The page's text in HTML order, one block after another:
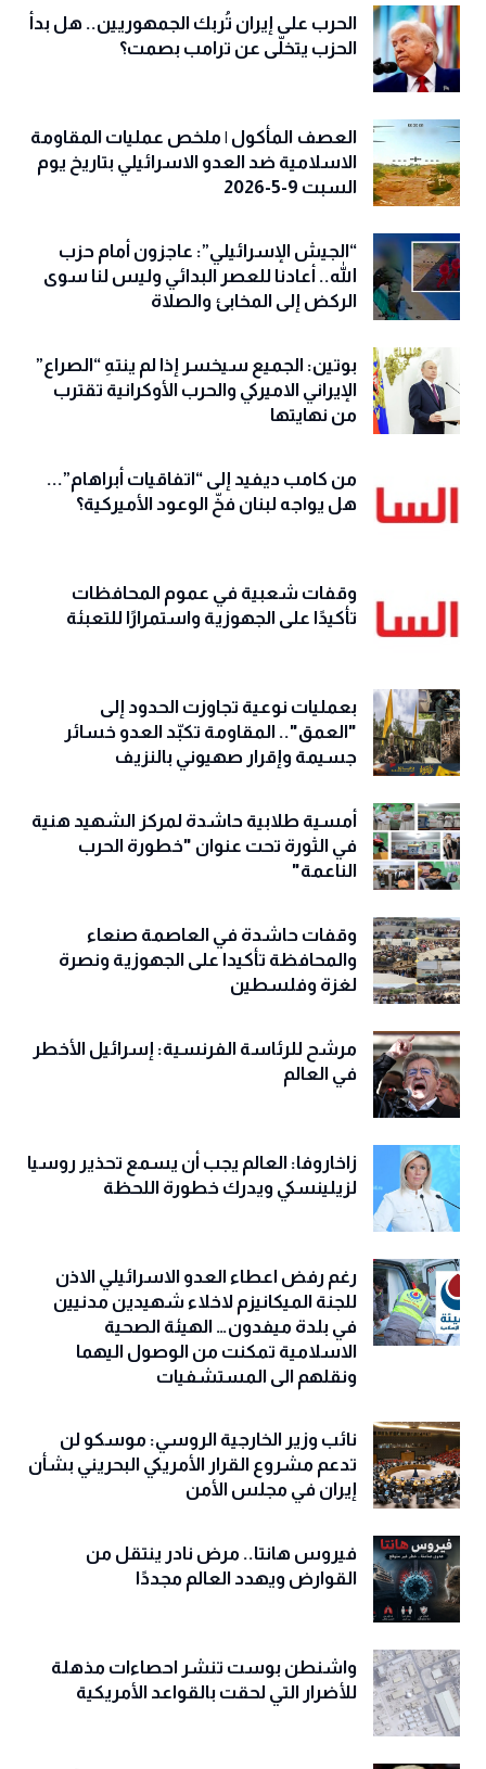
الحرب على إيران تُربك الجمهوريين.. هل بدأ
الحزب يتخلّى عن ترامب بصمت؟
العصف المأكول | ملخص عمليات المقاومة
الاسلامية ضد العدو الاسرائيلي بتاريخ يوم
السبت 9-5-2026
“الجيش الإسرائيلي”: عاجزون أمام حزب
الله.. أعادنا للعصر البدائي وليس لنا سوى
الركض إلى المخابئ والصلاة
بوتين: الجميع سيخسر إذا لم ينتهِ “الصراع”
الإيراني الاميركي والحرب الأوكرانية تقترب
من نهايتها
من كامب ديفيد إلى “اتفاقيات أبراهام”...
هل يواجه لبنان فخّ الوعود الأميركية؟
وقفات شعبية في عموم المحافظات
تأكيدًا على الجهوزية واستمرارًا للتعبئة
بعمليات نوعية تجاوزت الحدود إلى
"العمق".. المقاومة تكبّد العدو خسائر
جسيمة وإقرار صهيوني بالنزيف
أمسية طلابية حاشدة لمركز الشهيد هنية
في الثورة تحت عنوان "خطورة الحرب
الناعمة"
وقفات حاشدة في العاصمة صنعاء
والمحافظة تأكيدا على الجهوزية ونصرة
لغزة وفلسطين
مرشح للرئاسة الفرنسية: إسرائيل الأخطر
في العالم
زاخاروفا: العالم يجب أن يسمع تحذير روسيا
لزيلينسكي ويدرك خطورة اللحظة
رغم رفض اعطاء العدو الاسرائيلي الاذن
للجنة الميكانيزم لاخلاء شهيدين مدنيين
في بلدة ميفدون… الهيئة الصحية
الاسلامية تمكنت من الوصول اليهما
ونقلهم الى المستشفيات
نائب وزير الخارجية الروسي: موسكو لن
تدعم مشروع القرار الأمريكي البحريني بشأن
إيران في مجلس الأمن
فيروس هانتا.. مرض نادر ينتقل من
القوارض ويهدد العالم مجددًا
واشنطن بوست تنشر احصاءات مذهلة
للأضرار التي لحقت بالقواعد الأمريكية